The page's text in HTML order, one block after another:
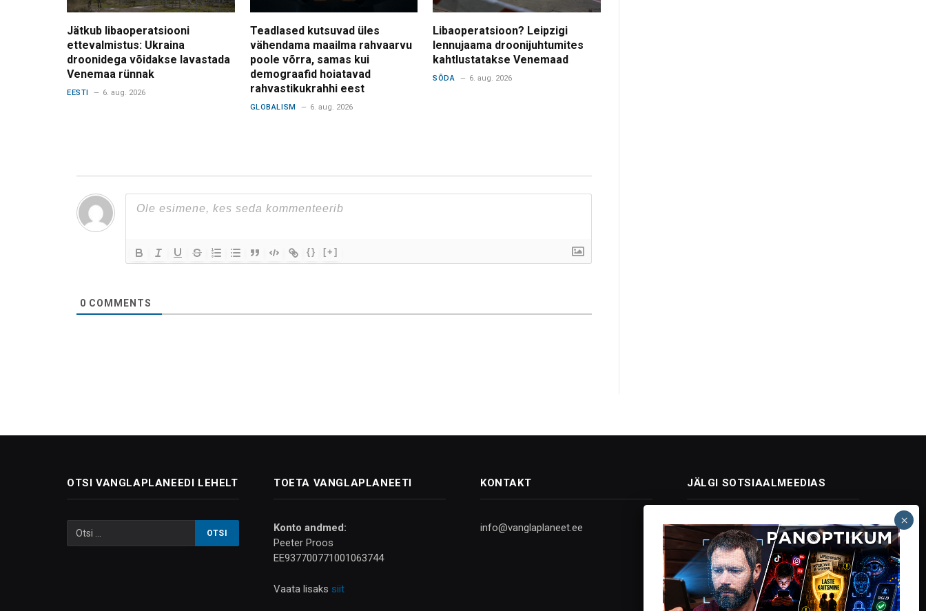
Jätkub libaoperatsiooni
ettevalmistus: Ukraina
droonidega võidakse lavastada
Venemaa rünnak
EESTI 6. aug. 2026
Teadlased kutsuvad üles
vähendama maailma rahvaarvu
poole võrra, samas kui
demograafid hoiatavad
rahvastikukrahhi eest
GLOBALISM 6. aug. 2026
Libaoperatsioon? Leipzigi
lennujaama droonijuhtumites
kahtlustatakse Venemaad
SÕDA 6. aug. 2026
{} [+]
0 COMMENTS
OTSI VANGLAPLANEEDI LEHELT TOETA VANGLAPLANEETI
Konto andmed:
Peeter Proos
EE937700771001063744
Vaata lisaks siit
KONTAKT
info@vanglaplaneet.ee
JÄLGI SOTSIAALMEEDIAS
Facebook
X
(Twitter)
InstagramYouTubeTelegram